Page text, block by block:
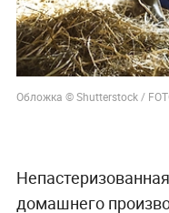
Обложка © Shutterstock /
домашнего